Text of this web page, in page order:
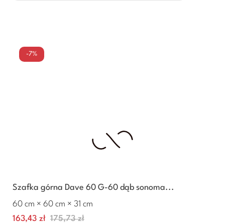
-7%
Szafka górna Dave 60 G-60 dąb sonoma...
60 cm × 60 cm × 31 cm
Cena
163,43 zł Normalna
175,73 zł